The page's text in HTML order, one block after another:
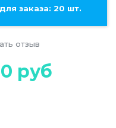
заказа: 20 шт.
отзыв
руб